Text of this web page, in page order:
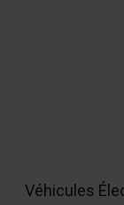
Véhicules